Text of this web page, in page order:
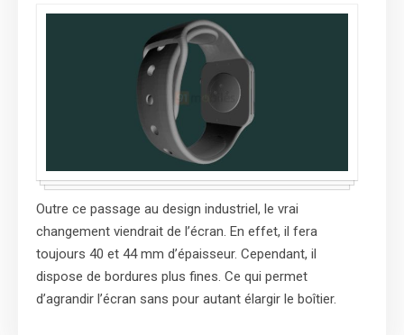
Outre ce passage au design industriel, le vrai
changement viendrait de l’écran. En effet, il fera
toujours 40 et 44 mm d’épaisseur. Cependant, il
dispose de bordures plus fines. Ce qui permet
d’agrandir l’écran sans pour autant élargir le boîtier.